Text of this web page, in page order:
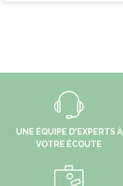
UNE ÉQUIPE D'EXPERTS À
VOTRE ÉCOUTE